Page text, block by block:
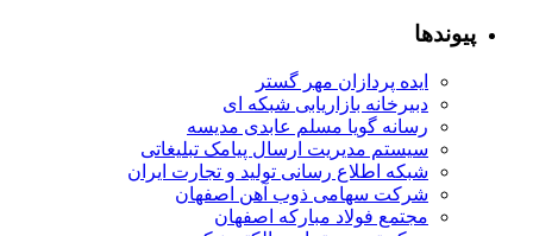
پیوندها
ایده پردازان مهر گستر
دبیرخانه بازاریابی شبکه ای
رسانه گویا مسلم عابدی مدیسه
سیستم مدیریت ارسال پیامک تبلیغاتی
شبکه اطلاع رسانی تولید و تجارت ایران
شرکت سهامی ذوب آهن اصفهان
مجتمع فولاد مبارکه اصفهان